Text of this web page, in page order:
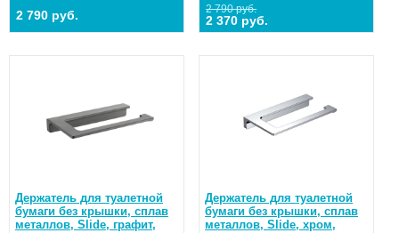
2 790 руб. 2 790 руб.
2 370 руб.
Держатель для туалетной
бумаги без крышки, сплав
металлов, Slide, графит,
Держатель для туалетной
бумаги без крышки, сплав
металлов, Slide, хром,